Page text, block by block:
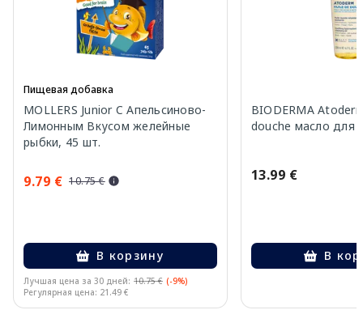
Пищевая добавка
MOLLERS Junior C Апельсиново-
Лимонным Вкусом желейные
рыбки, 45 шт.
9.79 € 10.75 €
В корзину
Лучшая цена за 30 дней: 10.75 € (-9%)
Регулярная цена: 21.49 €
BIODERMA
douche масло для
13.99 €
В